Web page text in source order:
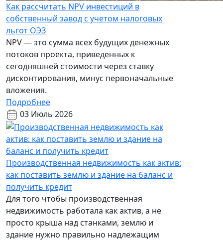
Как рассчитать NPV инвестиций в
собственный завод с учетом налоговых
льгот ОЭЗ
NPV — это сумма всех будущих денежных
потоков проекта, приведенных к
сегодняшней стоимости через ставку
дисконтирования, минус первоначальные
вложения.
Подробнее
03 Июль 2026
Производственная недвижимость как актив:
как поставить землю и здание на баланс и
получить кредит
Для того чтобы производственная
недвижимость работала как актив, а не
просто крыша над станками, землю и
здание нужно правильно надлежащим